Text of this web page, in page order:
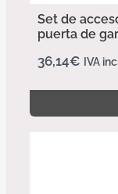
Set de
puerta de
36,14€ IVA